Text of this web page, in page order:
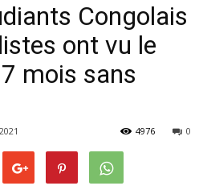
Congolais
ont vu le
mois sans
0
4976